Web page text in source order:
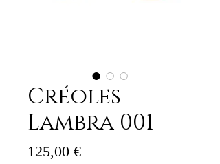
Créoles
Lambra 001
125,00 €Prix